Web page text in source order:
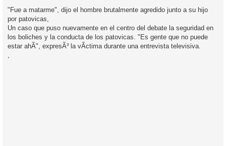
s
a
e
"Fue a matarme", dijo el hombre brutalmente agredido junto a su hijo
por patovicas,
Un caso que puso nuevamente en el centro del debate la seguridad en
los boliches y la conducta de los patovicas. "Es gente que no puede
estar ahÃ­", expresÃ³ la vÃ­ctima durante una entrevista televisiva.